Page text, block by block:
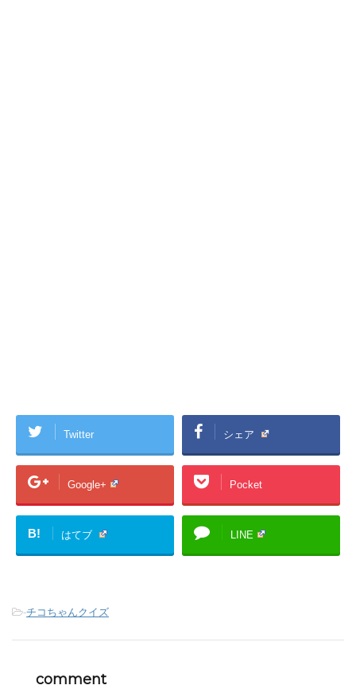
Twitter シェア
Google+ Pocket
B! はてブ LINE
-チコちゃんクイズ
comment